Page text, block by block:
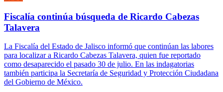
Fiscalía continúa búsqueda de Ricardo Cabezas
Talavera
La Fiscalía del Estado de Jalisco informó que continúan las labores
para localizar a Ricardo Cabezas Talavera, quien fue reportado
como desaparecido el pasado 30 de julio. En las indagatorias
también participa la Secretaría de Seguridad y Protección Ciudadana
del Gobierno de México.